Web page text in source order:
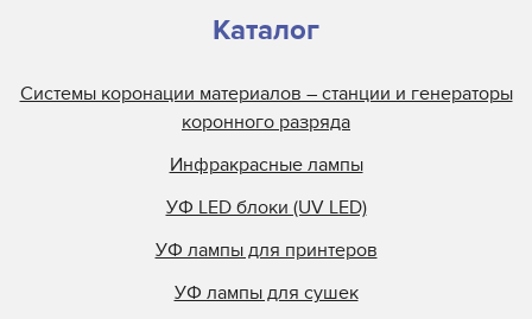
Каталог
Системы коронации материалов – станции и генераторы
коронного разряда
Инфракрасные лампы
УФ LED блоки (UV LED)
УФ лампы для принтеров
УФ лампы для сушек